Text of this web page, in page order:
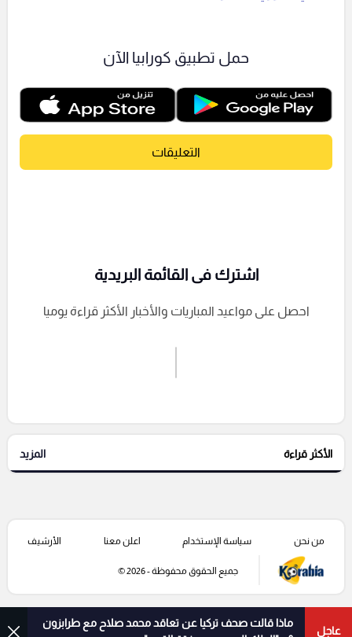
حمل تطبيق كورابيا الآن
التعليقات
إرسال تعليق
التعليقات السابقة
اشترك فى القائمة البريدية
احصل على مواعيد المباريات والأخبار الأكثر قراءة يوميا
الأكثر قراءة المزيد
عاجل
ماذا قالت صحف تركيا عن تعاقد محمد صلاح مع طرابزون
من نحن سياسة الإستخدام اعلن معنا الأرشيف
جميع الحقوق محفوظة - 2026 ©